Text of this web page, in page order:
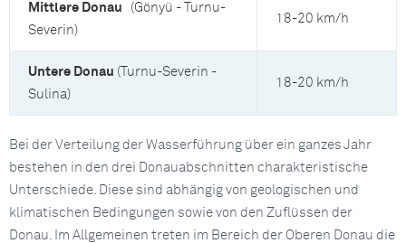
Mittlere Donau (Gönyü - Turnu-
Severin)
18-20 km/h
Untere Donau (Turnu-Severin -
Sulina)
18-20 km/h
Bei der Verteilung der Wasserführung über ein ganzes Jahr
bestehen in den drei Donauabschnitten charakteristische
Unterschiede. Diese sind abhängig von geologischen und
klimatischen Bedingungen sowie von den Zuflüssen der
Donau. Im Allgemeinen treten im Bereich der Oberen Donau die